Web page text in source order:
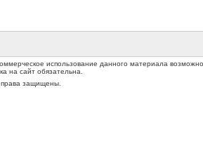
использование данного материала
на сайт обязательна.
защищены.